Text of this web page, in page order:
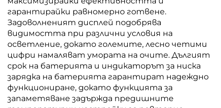
гарантирайки равномерно готвене.
Задоволненият дисплей подобрява
видимостта при различни условия на
осветление, докато големите, лесно четими
цифри намаляват умората на очите. Дългият
срок на батерията и индикаторът за ниска
зарядка на батерията гарантират надеждно
функциониране, докато функцията за
запаметяване задържда предишните